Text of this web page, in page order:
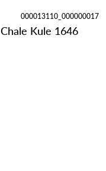
000013110_000000017
Kule 1646